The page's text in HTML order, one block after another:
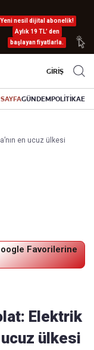
Yeni nesil dijital abonelik!
Aylık 19 TL’ den
başlayan fiyatlarla.
GİRİŞ
GÜNDEMPOLİTİKA
en ucuz ülkesi
Favorilerine
Elektrik
ucuz ülkesi